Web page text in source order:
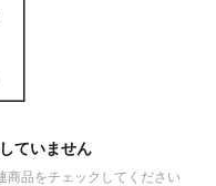
ていません
商品をチェックしてください